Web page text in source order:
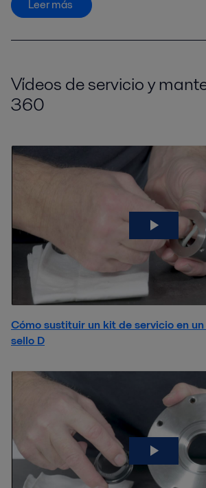
Leer más
Vídeos de servicio y
360
Cómo sustituir un kit de servicio en
sello D